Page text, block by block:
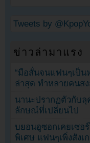
Tweets by
ข่าวล่ามาแรง
“มือสั่นจนแฟนๆเป็น
ล่าสุด ทำหลายคนส
นานะปรากฏตัวกับ
ลักษณ์ที่เปลี่ยนไป
บยอนอูซอกเคยเซอ
พิเศษ แฟนๆเพิ่งสังเ